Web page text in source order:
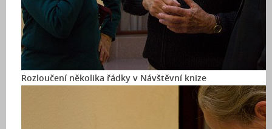
Rozloučení několika řádky v Návštěvní knize